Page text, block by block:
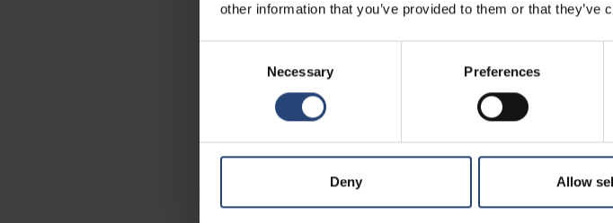
other information that you’ve provided to them or that
Necessary Preferences
Deny Allow
cu o cifră de afaceri anuală de peste 10 miliarde SEK.
Pentru mai multe informații, vă rugăm să contactați:
Marketing și Comunicare, Nefab AB Mobil: +46 72 583 81
nostru webSoluții de ambalare | Nefab Group